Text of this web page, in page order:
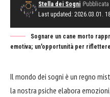
Last updated: 2026.03.01.
Stella dei Sogni
Sognare un cane morto
emotiva; un'opportunità per
Il mondo dei sogni è un regno
la nostra psiche elabora